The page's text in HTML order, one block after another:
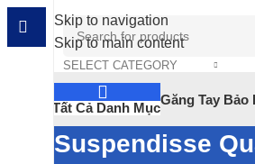
Skip to navigation
Skip to main content
SELECT CATEGORY
Tất Cả Danh Mục
Găng Tay Bảo
Suspendisse